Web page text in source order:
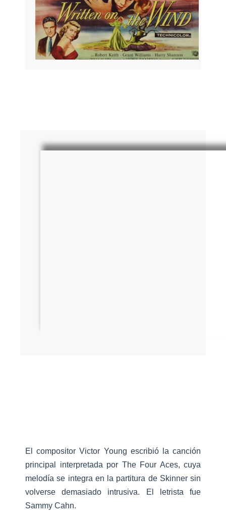
El compositor Victor Young escribió la canción
principal interpretada por The Four Aces, cuya
melodía se integra en la partitura de Skinner sin
volverse demasiado intrusiva. El letrista fue
Sammy Cahn.